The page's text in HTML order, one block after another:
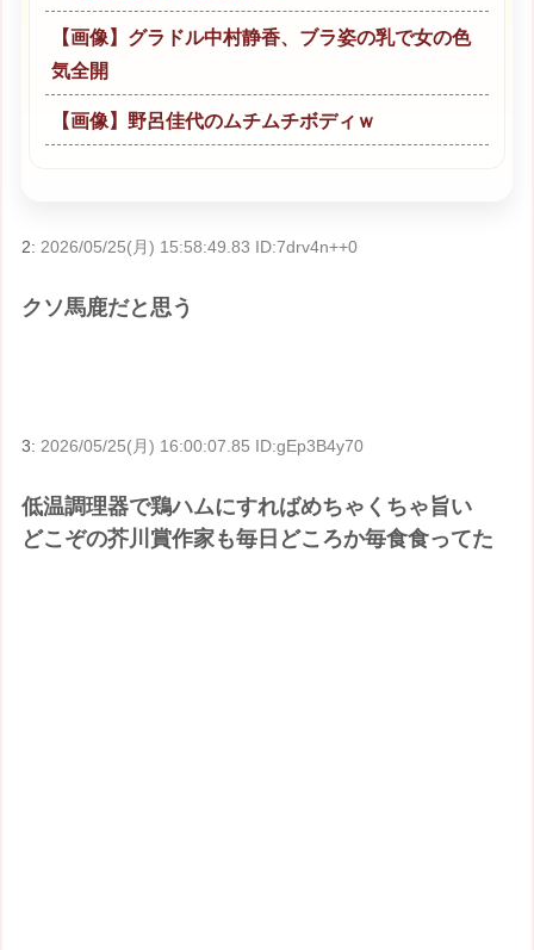
【画像】グラドル中村静香、ブラ姿の乳で女の色
気全開
【画像】野呂佳代のムチムチボディｗ
2: 2026/05/25(月) 15:58:49.83 ID:7drv4n++0
クソ馬鹿だと思う
3: 2026/05/25(月) 16:00:07.85 ID:gEp3B4y70
低温調理器で鶏ハムにすればめちゃくちゃ旨い
どこぞの芥川賞作家も毎日どころか毎食食ってた